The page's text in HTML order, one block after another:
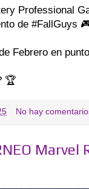
Professional
de #FallGuys
Febrero en
🏆
No hay